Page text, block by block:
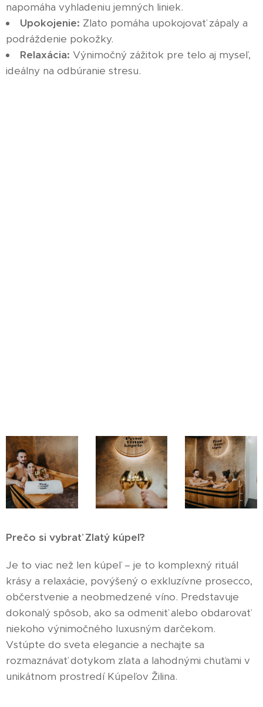
napomáha vyhladeniu jemných liniek.
Upokojenie: Zlato pomáha upokojovať zápaly a
podráždenie pokožky.
Relaxácia: Výnimočný zážitok pre telo aj myseľ,
ideálny na odbúranie stresu.
Prečo si vybrať Zlatý kúpeľ?
Je to viac než len kúpeľ – je to komplexný rituál
krásy a relaxácie, povýšený o exkluzívne prosecco,
občerstvenie a neobmedzené víno. Predstavuje
dokonalý spôsob, ako sa odmeniť alebo obdarovať
niekoho výnimočného luxusným darčekom.
Vstúpte do sveta elegancie a nechajte sa
rozmaznávať dotykom zlata a lahodnými chuťami v
unikátnom prostredí Kúpeľov Žilina.